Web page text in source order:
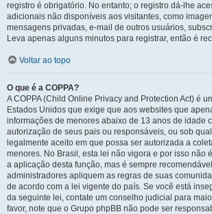
registro é obrigatório. No entanto; o registro dá-lhe
adicionais não disponíveis aos visitantes, como
mensagens privadas, e-mail de outros usuários,
Leva apenas alguns minutos para registrar, então é
Voltar ao topo
O que é a COPPA?
A COPPA (Child Online Privacy and Protection Act) é
Estados Unidos que exige que aos websites que
informações de menores abaixo de 13 anos de idade
autorização de seus pais ou responsáveis, ou sob
legalmente aceito em que possa ser autorizada a
menores. No Brasil, esta lei não vigora e por isso não
a aplicação desta função, mas é sempre
administradores apliquem as regras de suas
de acordo com a lei vigente do país. Se você está
da seguinte lei, contate um conselho judicial para
favor, note que o Grupo phpBB não pode ser